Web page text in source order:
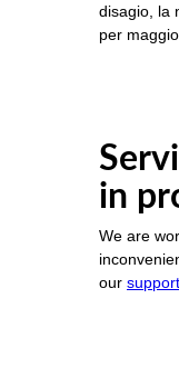
disagio, la
per
in
We are
our